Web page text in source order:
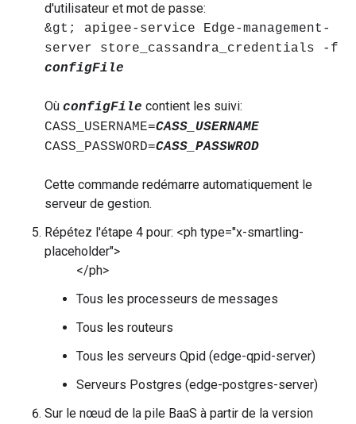
d'utilisateur et mot de passe:
&gt; apigee-service Edge-management-
server store_cassandra_credentials -f
configFile
Où configFile contient les suivi:
CASS_USERNAME=CASS_USERNAME
CASS_PASSWORD=CASS_PASSWROD
Cette commande redémarre automatiquement le
serveur de gestion.
Répétez l'étape 4 pour: <ph type="x-smartling-
placeholder">
</ph>
Tous les processeurs de messages
Tous les routeurs
Tous les serveurs Qpid (edge-qpid-server)
Serveurs Postgres (edge-postgres-server)
Sur le nœud de la pile BaaS à partir de la version